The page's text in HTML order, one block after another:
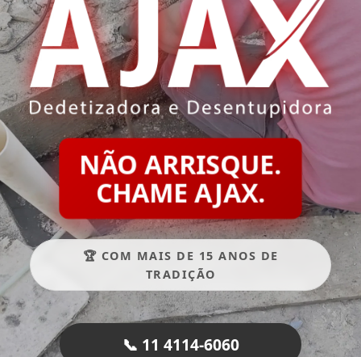
NÃO ARRISQUE.
CHAME AJAX.
🏆 COM MAIS DE 15 ANOS DE
TRADIÇÃO
📞 11 4114-6060